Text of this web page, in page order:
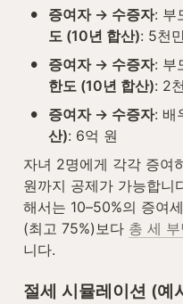
• 증여자 → 수증자: 부
도 (10년 합산): 5천
• 증여자 → 수증자: 부
한도 (10년 합산): 2
• 증여자 → 수증자: 배
산): 6억 원
자녀 2명에게 각각 증여
원까지 공제가 가능합니
해서는 10–50%의 증여
(최고 75%)보다 총 세
니다.
절세 시뮬레이션 (예